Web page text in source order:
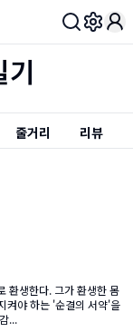
줄거리 리뷰
환생한다. 그가 환생한 몸
켜야 하는 '순결의 서약'을
...